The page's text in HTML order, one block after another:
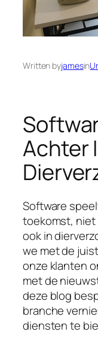
Written byjamesin
Achter
Software
toekomst, niet
ook in
we met de
onze klanten
met de
deze blog
branche
diensten te